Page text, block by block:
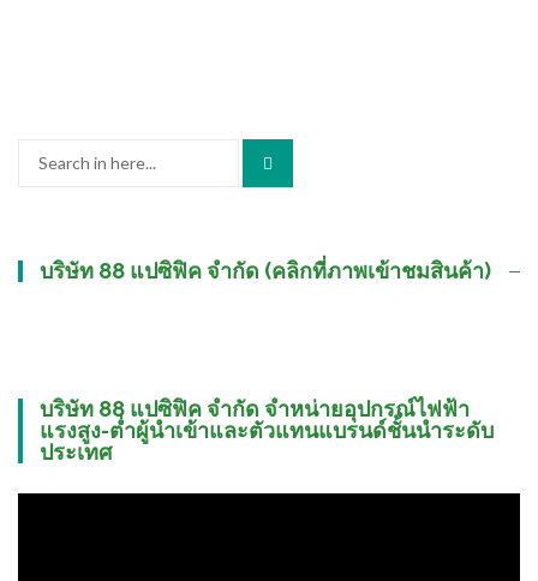
บริษัท 88 แปซิฟิค จำกัด (คลิกที่ภาพเข้าชมสินค้า)
บริษัท 88 แปซิฟิค จำกัด จำหน่ายอุปกรณ์ไฟฟ้า
แรงสูง-ต่ำผู้นำเข้าและตัวแทนแบรนด์ชั้นนำระดับ
ประเทศ